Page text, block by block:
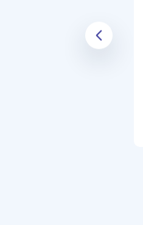
25859